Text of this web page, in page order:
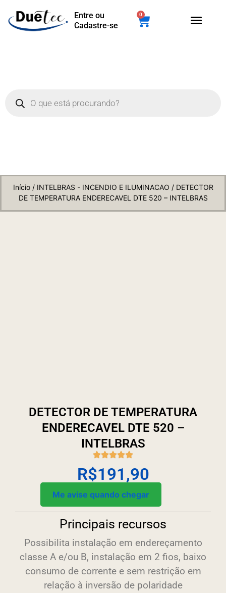
Entre ou
Cadastre-se
0
Início/ INTELBRAS - INCENDIO E ILUMINACAO / DETECTOR
DE TEMPERATURA ENDERECAVEL DTE 520 – INTELBRAS
DETECTOR DE TEMPERATURA
ENDERECAVEL DTE 520 –
INTELBRAS
R$191,90
Me avise quando chegar
Principais recursos
Possibilita instalação em endereçamento
classe A e/ou B, instalação em 2 fios, baixo
consumo de corrente e sem restrição em
relação à inversão de polaridade